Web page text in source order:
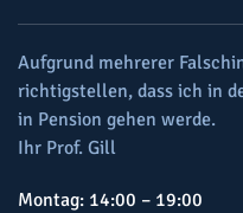
Aufgrund mehrerer
richtigstellen, dass ich in
in Pension gehen werde.
Ihr Prof. Gill
Montag: 14:00 – 19:00